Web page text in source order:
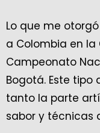
Lo que me
a Colombia en
Campeonato
Bogotá. Este
tanto la parte
sabor y técnicas